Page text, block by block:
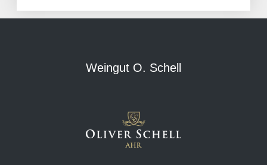
Weingut O. Schell